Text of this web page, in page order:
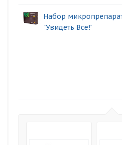
Набор
"Увидеть Все!"